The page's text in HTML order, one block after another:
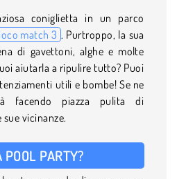
coniglietta in un parco
match 3 . Purtroppo, la sua
di gavettoni, alghe e molte
aiutarla a ripulire tutto? Puoi
utili e bombe! Se ne
facendo piazza pulita di
vicinanze.
POOL PARTY?